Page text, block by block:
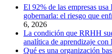
El 92% de las empresas
gobernarla: el riesgo que
6, 2026
La condición que RRHH
analítica de aprendizaje con
Qué es una organización